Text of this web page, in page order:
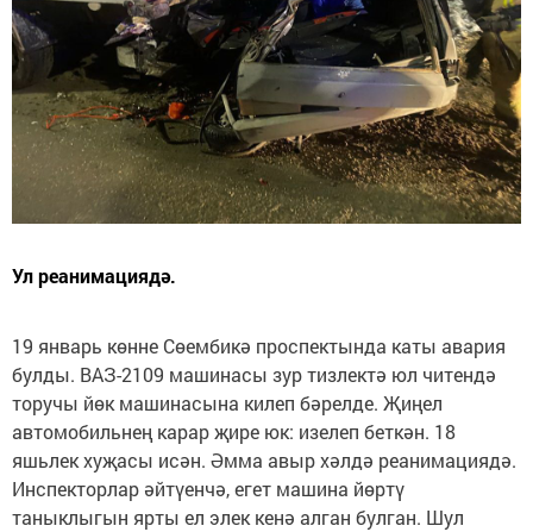
Ул реанимациядә.
19 январь көнне Сөембикә проспектында каты авария
булды. ВАЗ-2109 машинасы зур тизлектә юл читендә
торучы йөк машинасына килеп бәрелде. Җиңел
автомобильнең карар җире юк: изелеп беткән. 18
яшьлек хуҗасы исән. Әмма авыр хәлдә реанимациядә.
Инспекторлар әйтүенчә, егет машина йөртү
таныклыгын ярты ел элек кенә алган булган. Шул